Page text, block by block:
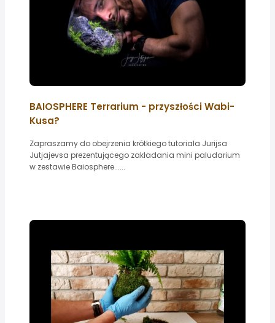
BAIOSPHERE Terrarium - przyszłości Wabi-
Kusa?
Zapraszamy do obejrzenia krótkiego tutoriala Jurijsa
Jutjajevsa prezentującego zakładania mini paludarium
w zestawie Baiosphere......